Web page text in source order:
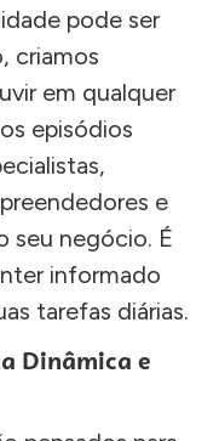
pode ser
criamos
em qualquer
episódios
e
seu negócio. É
informado
tarefas diárias.
Dinâmica e